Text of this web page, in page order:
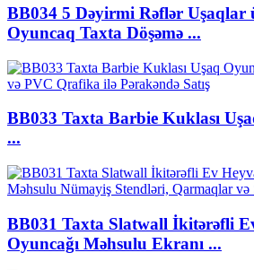
BB034 5 Dəyirmi Rəflər Uşaqlar
Oyuncaq Taxta Döşəmə ...
BB033 Taxta Barbie Kuklası
...
BB031 Taxta Slatwall İkitərəfli
Oyuncağı Məhsulu Ekranı ...